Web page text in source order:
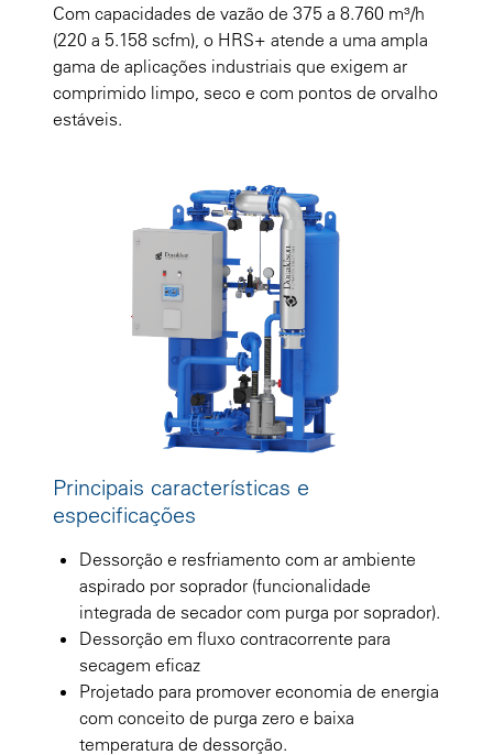
Com capacidades de vazão de 375 a 8.760 m³/h
(220 a 5.158 scfm), o HRS+ atende a uma ampla
gama de aplicações industriais que exigem ar
comprimido limpo, seco e com pontos de orvalho
estáveis.
Principais características e
especificações
Dessorção e resfriamento com ar ambiente
aspirado por soprador (funcionalidade
integrada de secador com purga por soprador).
Dessorção em fluxo contracorrente para
secagem eficaz
Projetado para promover economia de energia
com conceito de purga zero e baixa
temperatura de dessorção.